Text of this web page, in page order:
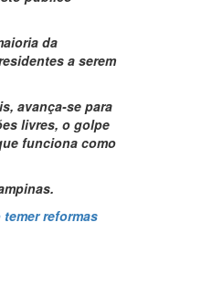
da
a serem
avança-se para
livres, o golpe
funciona como
reformas